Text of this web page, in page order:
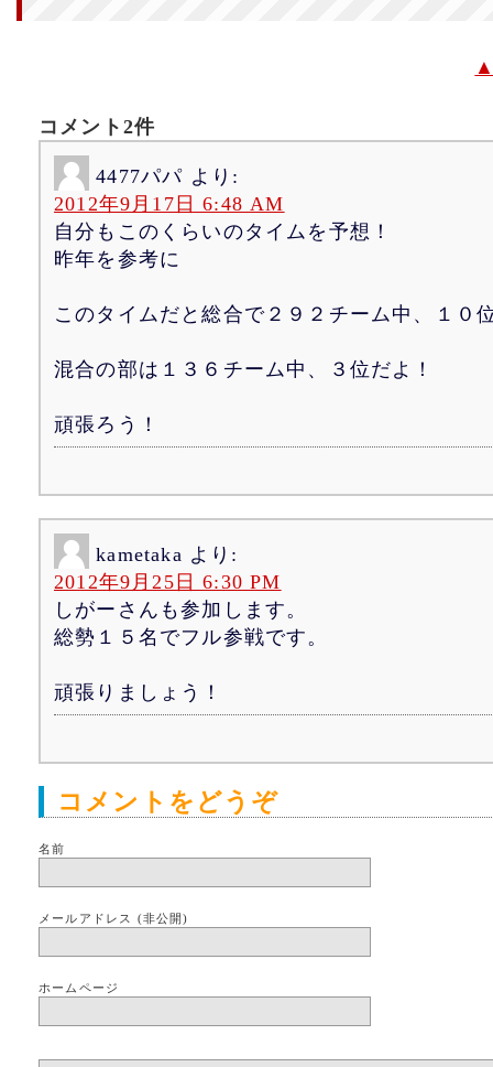
コメント2件
4477パパ より:
2012年9月17日 6:48 AM
自分もこのくらいのタイムを予想！
昨年を参考に
このタイムだと総合で２９２チーム中、１０
混合の部は１３６チーム中、３位だよ！
頑張ろう！
kametaka より:
2012年9月25日 6:30 PM
しがーさんも参加します。
総勢１５名でフル参戦です。
頑張りましょう！
コメントをどうぞ
名前
メールアドレス (非公開)
ホームページ